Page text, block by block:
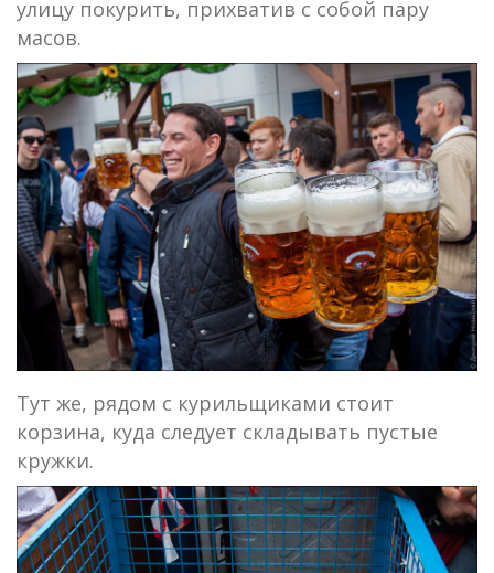
улицу покурить, прихватив с собой пару
масов.
Тут же, рядом с курильщиками стоит
корзина, куда следует складывать пустые
кружки.